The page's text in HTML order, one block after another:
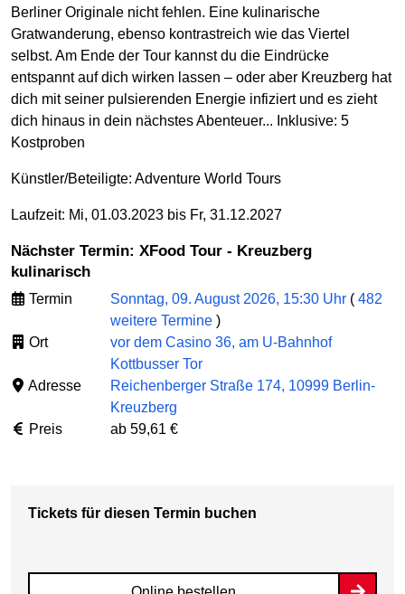
Berliner Originale nicht fehlen. Eine kulinarische
Gratwanderung, ebenso kontrastreich wie das Viertel
selbst. Am Ende der Tour kannst du die Eindrücke
entspannt auf dich wirken lassen – oder aber Kreuzberg hat
dich mit seiner pulsierenden Energie infiziert und es zieht
dich hinaus in dein nächstes Abenteuer... Inklusive: 5
Kostproben
Künstler/Beteiligte: Adventure World Tours
Laufzeit: Mi, 01.03.2023 bis Fr, 31.12.2027
Nächster Termin: XFood Tour - Kreuzberg
kulinarisch
Termin Sonntag, 09. August 2026, 15:30 Uhr ( 482
weitere Termine )
Ort
vor dem Casino 36, am U-Bahnhof
Kottbusser Tor
Adresse
Reichenberger Straße 174, 10999 Berlin-
Kreuzberg
Preis
ab 59,61 €
Tickets für diesen Termin buchen